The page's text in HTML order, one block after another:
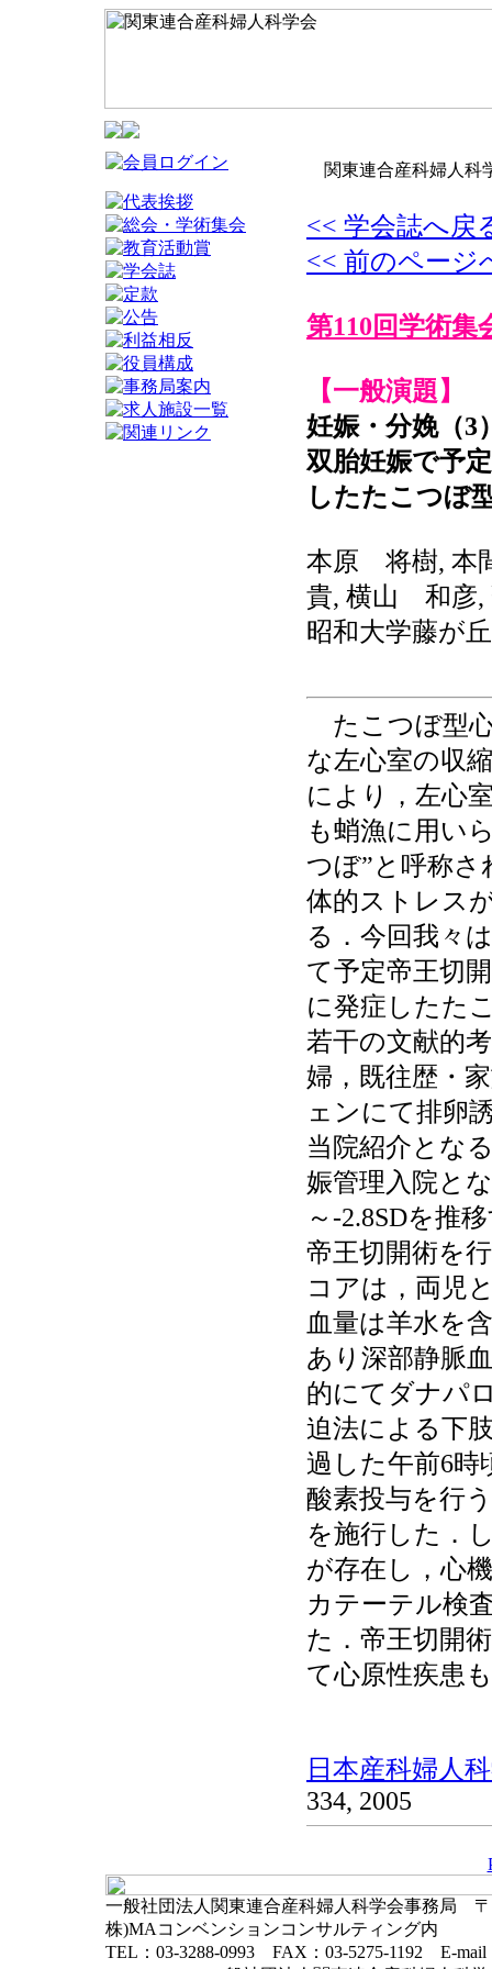
関東連合産科婦人科
<< 学会誌へ戻
<< 前のページ
第110回学術集
【一般演題】
妊娠・分娩（3
双胎妊娠で予
したたこつぼ
本原 将樹,
貴, 横山 和彦
昭和大学藤が
たこつぼ型
な左心室の収
により，左心
も蛸漁に用い
つぼ”と呼称さ
体的ストレス
る．今回我々
て予定帝王切
に発症したた
若干の文献的
婦，既往歴・
ェンにて排卵
当院紹介とな
娠管理入院と
～-2.8SDを推
帝王切開術を
コアは，両児
血量は羊水を
あり深部静脈
的にてダナパ
迫法による下
過した午前6時
酸素投与を行
を施行した．
が存在し，心
カテーテル検
た．帝王切開
て心原性疾患
日本産科婦人
334, 2005
一般社団法人関東連合産科婦人科学会事務局 〒
株)MAコンベンションコンサルティング内
TEL：03-3288-0993 FAX：03-5275-1192 E-mail